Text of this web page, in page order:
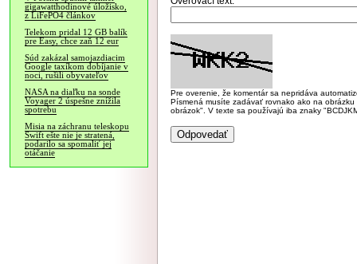
gigawatthodinové úložisko,
z LiFePO4 článkov
Telekom pridal 12 GB balík
pre Easy, chce zaň 12 eur
Súd zakázal samojazdiacim
Google taxíkom dobíjanie v
noci, rušili obyvateľov
NASA na diaľku na sonde
Voyager 2 úspešne znížila
spotrebu
Misia na záchranu teleskopu
Swift ešte nie je stratená,
podarilo sa spomaliť jej
otáčanie
Pre overenie, že komentár sa nepridáva
Písmená musíte zadávať rovnako ako na
obrázok". V texte sa používajú iba znaky